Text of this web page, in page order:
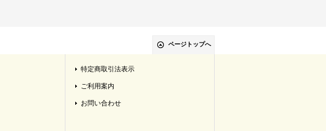
ページトップへ
特定商取引法表示
ご利用案内
お問い合わせ